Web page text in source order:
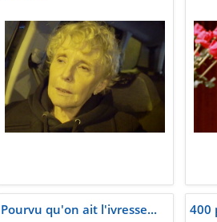
Pourvu qu'on ait l'ivresse... 400